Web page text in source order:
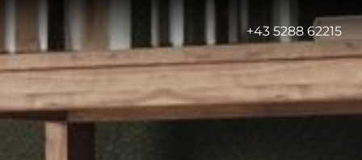
+43 5288 62215